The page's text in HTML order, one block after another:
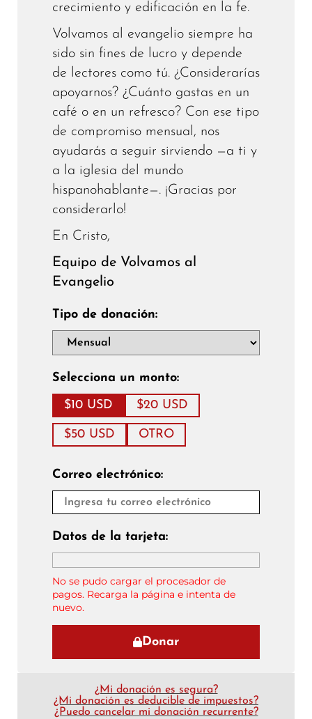
crecimiento y edificación en la fe.
Volvamos al evangelio siempre ha
sido sin fines de lucro y depende
de lectores como tú. ¿Considerarías
apoyarnos? ¿Cuánto gastas en un
café o en un refresco? Con ese tipo
de compromiso mensual, nos
ayudarás a seguir sirviendo —a ti y
a la iglesia del mundo
hispanohablante—. ¡Gracias por
considerarlo!
En Cristo,
Equipo de Volvamos al
Evangelio
Tipo de donación:
Selecciona un monto:
$10 USD $20 USD
$50 USD OTRO
Correo electrónico:
Datos de la tarjeta:
No se pudo cargar el procesador de
pagos. Recarga la página e intenta de
nuevo.
Donar
¿Mi donación es segura?
¿Mi donación es deducible de impuestos?
¿Puedo cancelar mi donación recurrente?